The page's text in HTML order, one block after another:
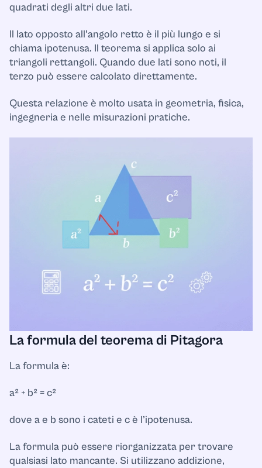
quadrati degli altri due lati.
Il lato opposto all’angolo retto è il più lungo e si
chiama ipotenusa. Il teorema si applica solo ai
triangoli rettangoli. Quando due lati sono noti, il
terzo può essere calcolato direttamente.
Questa relazione è molto usata in geometria, fisica,
ingegneria e nelle misurazioni pratiche.
La formula del teorema di Pitagora
La formula è:
a² + b² = c²
dove a e b sono i cateti e c è l’ipotenusa.
La formula può essere riorganizzata per trovare
qualsiasi lato mancante. Si utilizzano addizione,